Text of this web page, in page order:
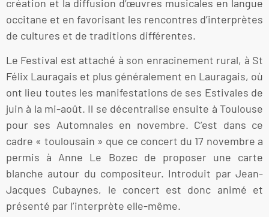
création et la diffusion d’œuvres musicales en langue
occitane et en favorisant les rencontres d’interprètes
de cultures et de traditions différentes.
Le Festival est attaché à son enracinement rural, à St
Félix Lauragais et plus généralement en Lauragais, où
ont lieu toutes les manifestations de ses Estivales de
juin à la mi-août. Il se décentralise ensuite à Toulouse
pour ses Automnales en novembre. C’est dans ce
cadre « toulousain » que ce concert du 17 novembre a
permis à Anne Le Bozec de proposer une carte
blanche autour du compositeur. Introduit par Jean-
Jacques Cubaynes, le concert est donc animé et
présenté par l’interprète elle-même.